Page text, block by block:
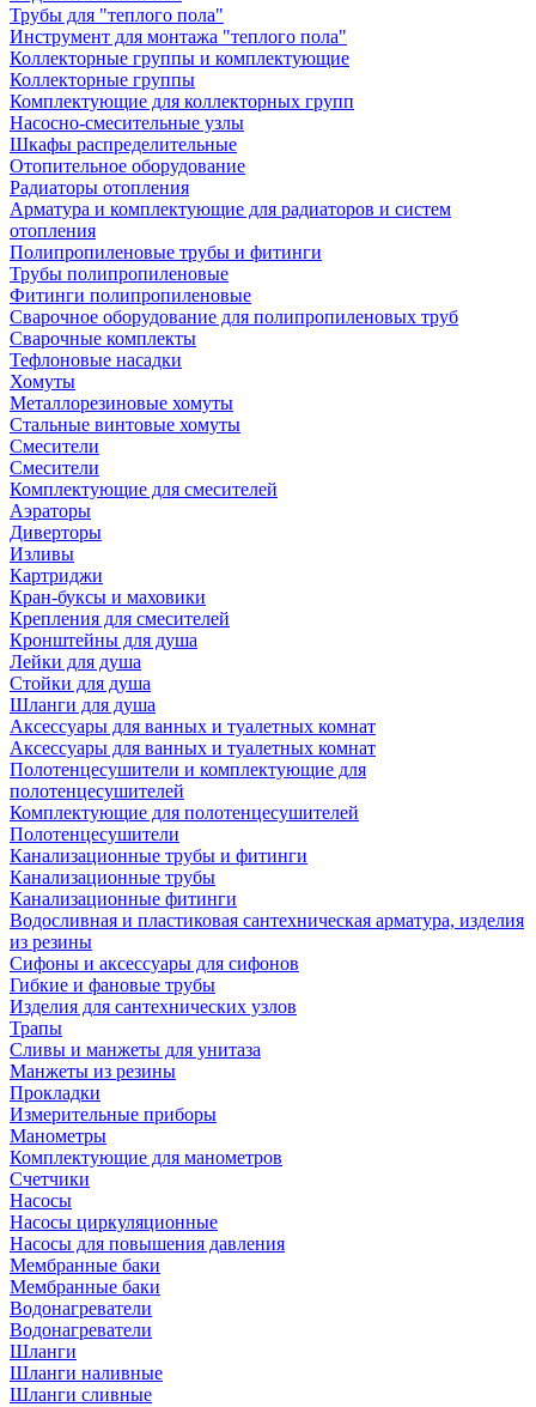
Трубы для "теплого пола"
Инструмент для монтажа "теплого пола"
Коллекторные группы и комплектующие
Коллекторные группы
Комплектующие для коллекторных групп
Насосно-смесительные узлы
Шкафы распределительные
Отопительное оборудование
Радиаторы отопления
Арматура и комплектующие для радиаторов и систем
отопления
Полипропиленовые трубы и фитинги
Трубы полипропиленовые
Фитинги полипропиленовые
Сварочное оборудование для полипропиленовых труб
Сварочные комплекты
Тефлоновые насадки
Хомуты
Металлорезиновые хомуты
Стальные винтовые хомуты
Смесители
Смесители
Комплектующие для смесителей
Аэраторы
Диверторы
Изливы
Картриджи
Кран-буксы и маховики
Крепления для смесителей
Кронштейны для душа
Лейки для душа
Стойки для душа
Шланги для душа
Аксессуары для ванных и туалетных комнат
Аксессуары для ванных и туалетных комнат
Полотенцесушители и комплектующие для
полотенцесушителей
Комплектующие для полотенцесушителей
Полотенцесушители
Канализационные трубы и фитинги
Канализационные трубы
Канализационные фитинги
Водосливная и пластиковая сантехническая арматура, изделия
из резины
Сифоны и аксессуары для сифонов
Гибкие и фановые трубы
Изделия для сантехнических узлов
Трапы
Сливы и манжеты для унитаза
Манжеты из резины
Прокладки
Измерительные приборы
Манометры
Комплектующие для манометров
Счетчики
Насосы
Насосы циркуляционные
Насосы для повышения давления
Мембранные баки
Мембранные баки
Водонагреватели
Водонагреватели
Шланги
Шланги наливные
Шланги сливные